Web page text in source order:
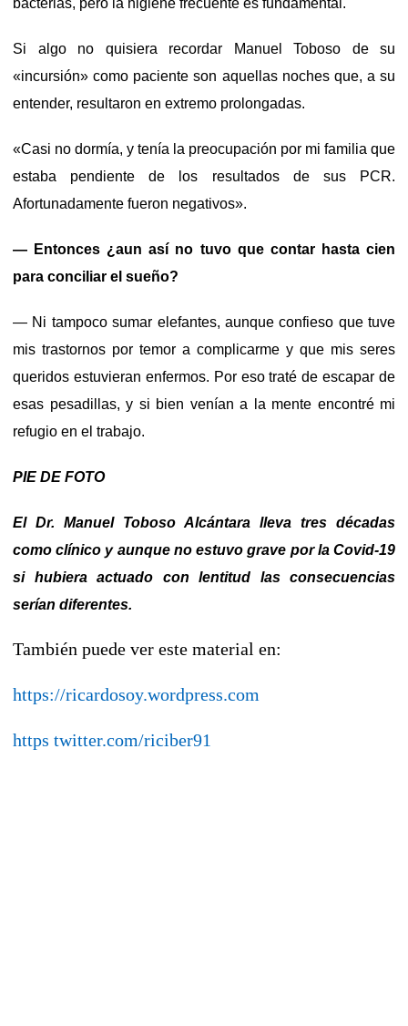
Si algo no quisiera recordar Manuel Toboso de su
«incursión» como paciente son aquellas noches que, a su
entender, resultaron en extremo prolongadas.
«Casi no dormía, y tenía la preocupación por mi familia que
estaba pendiente de los resultados de sus PCR.
Afortunadamente fueron negativos».
— Entonces ¿aun así no tuvo que contar hasta cien
para conciliar el sueño?
— Ni tampoco sumar elefantes, aunque confieso que tuve
mis trastornos por temor a complicarme y que mis seres
queridos estuvieran enfermos. Por eso traté de escapar de
esas pesadillas, y si bien venían a la mente encontré mi
refugio en el trabajo.
PIE DE FOTO
El Dr. Manuel Toboso Alcántara lleva tres décadas
como clínico y aunque no estuvo grave por la Covid-19
si hubiera actuado con lentitud las consecuencias
serían diferentes.
También puede ver este material en:
https://ricardosoy.wordpress.com
https twitter.com/riciber91